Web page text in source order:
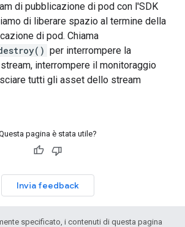
di pubblicazione di pod con l'SDK
di liberare spazio al termine della
di pod. Chiama
per interrompere la
interrompere il monitoraggio
tutti gli asset dello stream
pagina è stata utile?
Invia feedback
specificato, i contenuti di questa pagina